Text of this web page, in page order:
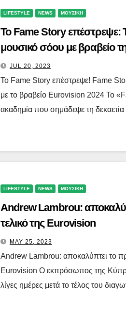
LIFESTYLE NEWS ΜΟΥΣΙΚΗ
Το Fame Story επέστρεψε:
μουσικό σόου με βραβείο
JUL 20, 2023
Το Fame Story επέστρεψε! Fame
με το βραβείο Eurovision 2024 Το
ακαδημία που σημάδεψε τη
LIFESTYLE NEWS ΜΟΥΣΙΚΗ
Andrew Lambrou:
τελικό της Eurovision
MAY 25, 2023
Andrew Lambrou: αποκαλύπτει το
Eurovision Ο εκπρόσωπος της
λίγες ημέρες μετά το τέλος του